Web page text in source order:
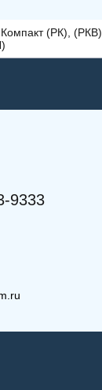
(РК), (РКВ),
200-900
9333